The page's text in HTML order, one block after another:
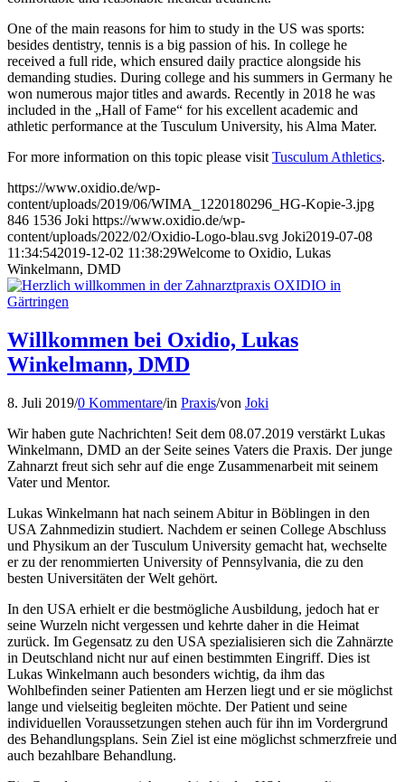
One of the main reasons for him to study in the US was sports:
besides dentistry, tennis is a big passion of his. In college he
received a full ride, which ensured daily practice alongside his
demanding studies. During college and his summers in Germany he
won numerous major titles and awards. Recently in 2018 he was
included in the „Hall of Fame“ for his excellent academic and
athletic performance at the Tusculum University, his Alma Mater.
For more information on this topic please visit Tusculum Athletics.
https://www.oxidio.de/wp-
content/uploads/2019/06/WIMA_1220180296_HG-Kopie-3.jpg
846 1536 Joki https://www.oxidio.de/wp-
content/uploads/2022/02/Oxidio-Logo-blau.svg Joki2019-07-08
11:34:542019-12-02 11:38:29Welcome to Oxidio, Lukas
Winkelmann, DMD
Willkommen bei Oxidio, Lukas
Winkelmann, DMD
8. Juli 2019/0 Kommentare/in Praxis/von Joki
Wir haben gute Nachrichten! Seit dem 08.07.2019 verstärkt Lukas
Winkelmann, DMD an der Seite seines Vaters die Praxis. Der junge
Zahnarzt freut sich sehr auf die enge Zusammenarbeit mit seinem
Vater und Mentor.
Lukas Winkelmann hat nach seinem Abitur in Böblingen in den
USA Zahnmedizin studiert. Nachdem er seinen College Abschluss
und Physikum an der Tusculum University gemacht hat, wechselte
er zu der renommierten University of Pennsylvania, die zu den
besten Universitäten der Welt gehört.
In den USA erhielt er die bestmögliche Ausbildung, jedoch hat er
seine Wurzeln nicht vergessen und kehrte daher in die Heimat
zurück. Im Gegensatz zu den USA spezialisieren sich die Zahnärzte
in Deutschland nicht nur auf einen bestimmten Eingriff. Dies ist
Lukas Winkelmann auch besonders wichtig, da ihm das
Wohlbefinden seiner Patienten am Herzen liegt und er sie möglichst
lange und vielseitig begleiten möchte. Der Patient und seine
individuellen Voraussetzungen stehen auch für ihn im Vordergrund
des Behandlungsplans. Sein Ziel ist eine möglichst schmerzfreie und
auch bezahlbare Behandlung.